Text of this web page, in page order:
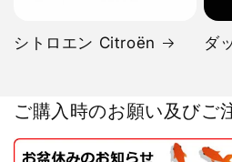
シトロエン Citroën ダ
ご購入時のお願い及びご